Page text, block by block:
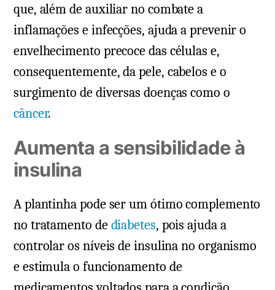
que, além de auxiliar no combate a
inflamações e infecções, ajuda a prevenir o
envelhecimento precoce das células e,
consequentemente, da pele, cabelos e o
surgimento de diversas doenças como o
câncer.
Aumenta a sensibilidade à
insulina
A plantinha pode ser um ótimo complemento
no tratamento dediabetes, pois ajuda a
controlar os níveis de insulina no organismo
e estimula o funcionamento de